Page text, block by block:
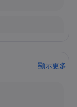
顯示更多